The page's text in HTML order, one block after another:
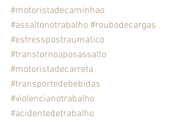
#motoristadecaminhao
#assaltonotrabalho #roubodecargas
#estresspostraumatico
#transtornoaposassalto
#motoristadecarreta
#transportedebebidas
#violencianotrabalho
#acidentedetrabalho